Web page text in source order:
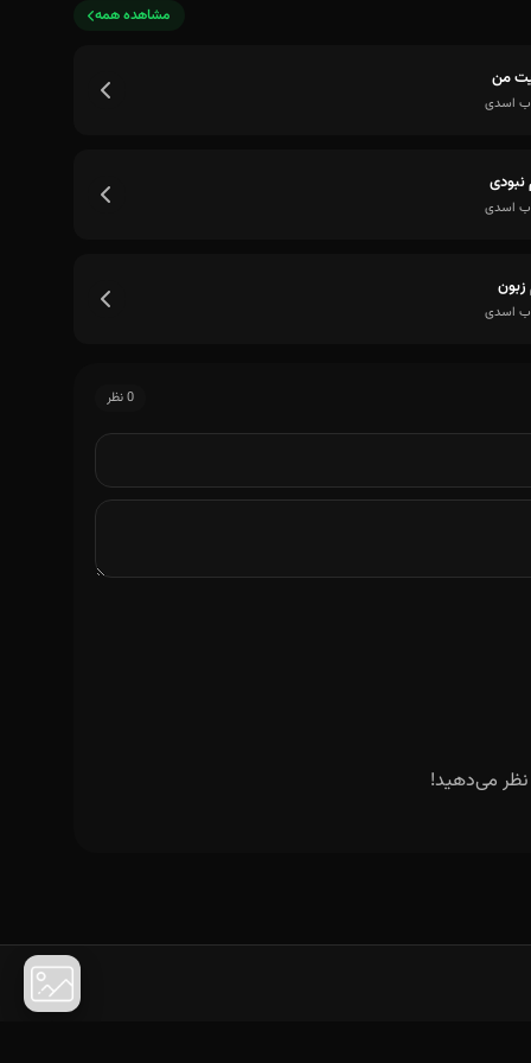
مشاهده همه
من
اسدی
نبودی
اسدی
اسدی
0 نظر
نظر می‌دهید!